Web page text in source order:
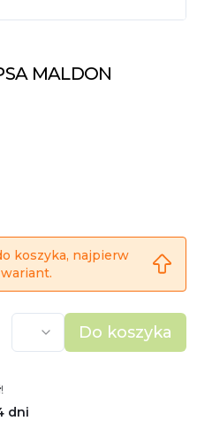
MALDON
koszyka, najpierw
Do koszyka
!
dni